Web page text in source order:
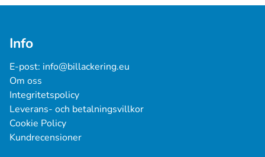
Info
E-post: info@billackering.eu
Om oss
Integritetspolicy
Leverans- och betalningsvillkor
Cookie Policy
Kundrecensioner